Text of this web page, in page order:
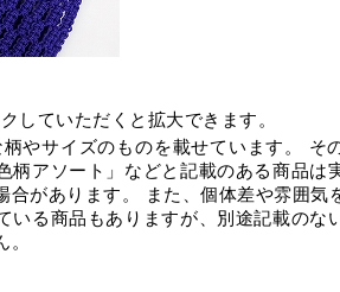
していただくと拡大できます。
やサイズのものを載せています。 そ
柄アソート」などと記載のある商品は
合があります。 また、個体差や雰囲気
いる商品もありますが、別途記載のな